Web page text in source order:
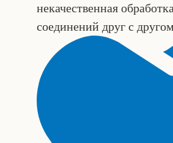
некачественная
соединений друг с